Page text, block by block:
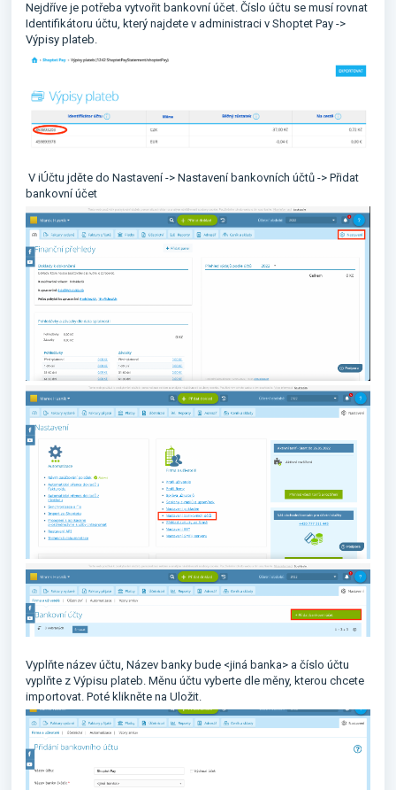
Nejdříve je potřeba vytvořit bankovní účet. Číslo účtu se musí rovnat
Identifikátoru účtu, který najdete v administraci v Shoptet Pay ->
Výpisy plateb.
V iÚčtu jděte do Nastavení -> Nastavení bankovních účtů -> Přidat
bankovní účet
Vyplňte název účtu, Název banky bude <jiná banka> a číslo účtu
vyplňte z Výpisu plateb. Měnu účtu vyberte dle měny, kterou chcete
importovat. Poté klikněte na Uložit.